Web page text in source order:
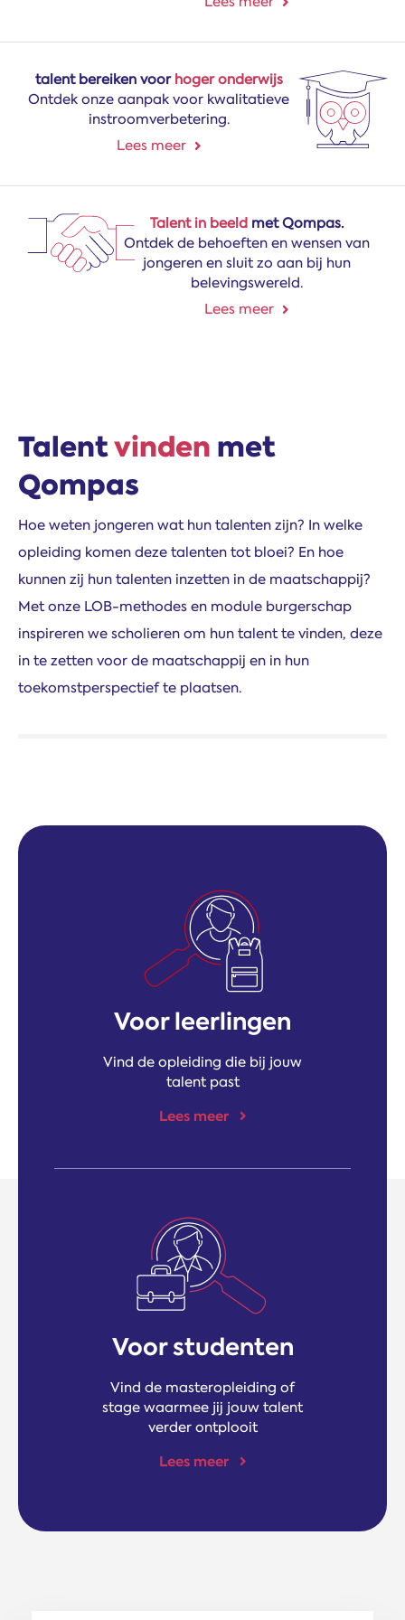
talent bereiken voor hoger onderwijs
Ontdek onze aanpak voor kwalitatieve
instroomverbetering.
Lees meer
Talent in beeldmet Qompas.
Ontdek de behoeften en wensen van
jongeren en sluit zo aan bij hun
belevingswereld.
Lees meer
Talentvinden met
Qompas
Hoe weten jongeren wat hun talenten zijn? In welke
opleiding komen deze talenten tot bloei? En hoe
kunnen zij hun talenten inzetten in de maatschappij?
Met onze LOB-methodes en module burgerschap
inspireren we scholieren om hun talent te vinden, deze
in te zetten voor de maatschappij en in hun
toekomstperspectief te plaatsen.
Voor leerlingen
Vind de opleiding die bij jouw
talent past
Lees meer
Voor studenten
Vind de masteropleiding of
stage waarmee jij jouw talent
verder ontplooit
Lees meer